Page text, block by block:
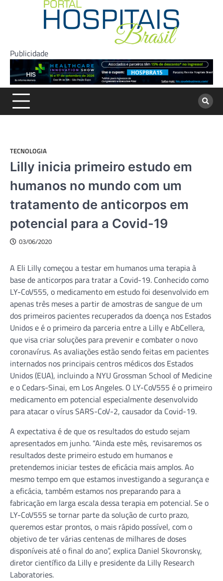
Publicidade
TECNOLOGIA
Lilly inicia primeiro estudo em
humanos no mundo com um
tratamento de anticorpos em
potencial para a Covid-19
03/06/2020
A Eli Lilly começou a testar em humanos uma terapia à
base de anticorpos para tratar a Covid-19. Conhecido como
LY-CoV555, o medicamento em estudo foi desenvolvido em
apenas três meses a partir de amostras de sangue de um
dos primeiros pacientes recuperados da doença nos Estados
Unidos e é o primeiro da parceria entre a Lilly e AbCellera,
que visa criar soluções para prevenir e combater o novo
coronavírus. As avaliações estão sendo feitas em pacientes
internados nos principais centros médicos dos Estados
Unidos (EUA), incluindo a NYU Grossman School of Medicine
e o Cedars-Sinai, em Los Angeles. O LY-CoV555 é o primeiro
medicamento em potencial especialmente desenvolvido
para atacar o vírus SARS-CoV-2, causador da Covid-19.
A expectativa é de que os resultados do estudo sejam
apresentados em junho. “Ainda este mês, revisaremos os
resultados deste primeiro estudo em humanos e
pretendemos iniciar testes de eficácia mais amplos. Ao
mesmo tempo em que estamos investigando a segurança e
a eficácia, também estamos nos preparando para a
fabricação em larga escala dessa terapia em potencial. Se o
LY-CoV555 se tornar parte da solução de curto prazo,
queremos estar prontos, o mais rápido possível, com o
objetivo de ter várias centenas de milhares de doses
disponíveis até o final do ano”, explica Daniel Skovronsky,
diretor científico da Lilly e presidente da Lilly Research
Laboratories.